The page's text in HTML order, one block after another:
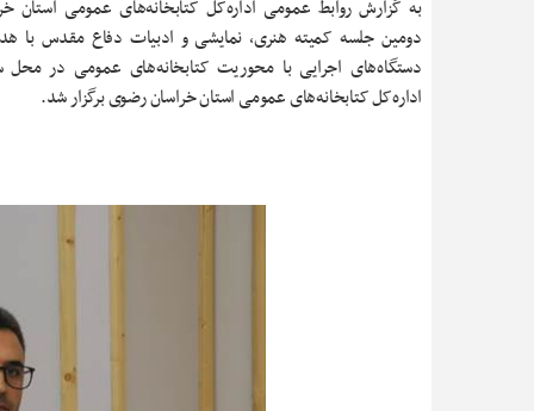
به گزارش روابط عمومی اداره‌کل کتابخانه‌های عمومی استان
دومین جلسه کمیته هنری، نمایشی و ادبیات دفاع مقدس با
دستگاه‌های اجرایی با محوریت کتابخانه‌های عمومی در
اداره‌کل کتابخانه‌های عمومی استان خراسان رضوی برگزار شد.